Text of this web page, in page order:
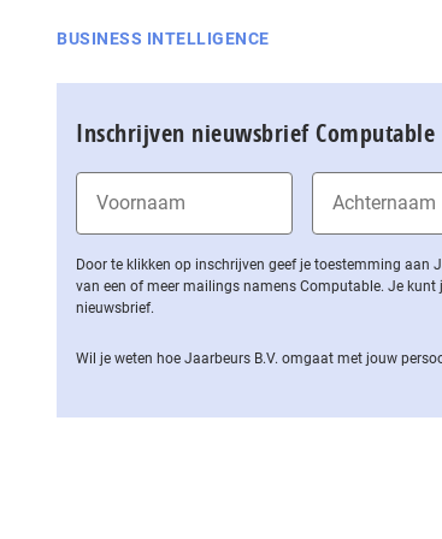
BUSINESS INTELLIGENCE
Inschrijven nieuwsbrief Computable
Door te klikken op inschrijven geef je toestemming aan
van een of meer mailings namens Computable. Je
nieuwsbrief.
Wil je weten hoe Jaarbeurs B.V. omgaat met jouw